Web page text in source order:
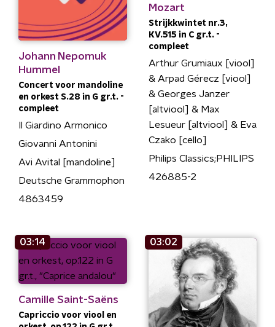
Johann Nepomuk
Hummel
Concert voor mandoline
en orkest S.28 in G gr.t. -
compleet
Il Giardino Armonico
Giovanni Antonini
Avi Avital [mandoline]
Deutsche Grammophon
4863459
Mozart
Strijkkwintet nr.3,
KV.515 in C gr.t. -
compleet
Arthur Grumiaux [viool]
& Arpad Gérecz [viool]
& Georges Janzer
[altviool] & Max
Lesueur [altviool] & Eva
Czako [cello]
Philips Classics;PHILIPS
426885-2
03:14
Camille Saint-Saëns
Capriccio voor viool en
03:02